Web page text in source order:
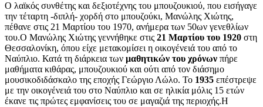
Ο λαϊκός συνθέτης και δεξιοτέχνης του μπουζουκιού, που εισήγαγε
την τέταρτη -διπλή- χορδή στο μπουζούκι, Μανώλης Χιώτης,
πέθανε στις 21 Μαρτίου του 1970, ανήμερα των 50ων γενεθλίων
του.Ο Μανώλης Χιώτης γεννήθηκε στις 21 Μαρτίου του 1920 στη
Θεσσαλονίκη, όπου είχε μετακομίσει η οικογένειά του από το
Ναύπλιο. Κατά τη διάρκεια των μαθητικών του χρόνων πήρε
μαθήματα κιθάρας, μπουζουκιού και ούτι από τον διάσημο
μουσικοδιδάσκαλο της εποχής Γεώργιο Λώλο. Το 1935 επέστρεψε
με την οικογένειά του στο Ναύπλιο και σε ηλικία μόλις 15 ετών
έκανε τις πρώτες εμφανίσεις του σε μαγαζιά της περιοχής.Η